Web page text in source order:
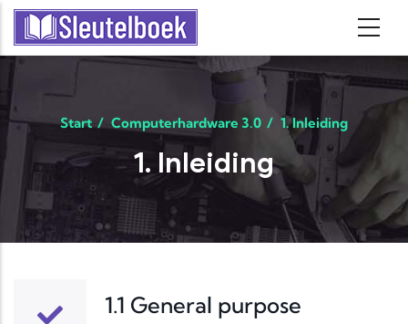
Skip to main content
Start / Computerhardware 3.0 / 1. Inleiding
1. Inleiding
1.1 General purpose